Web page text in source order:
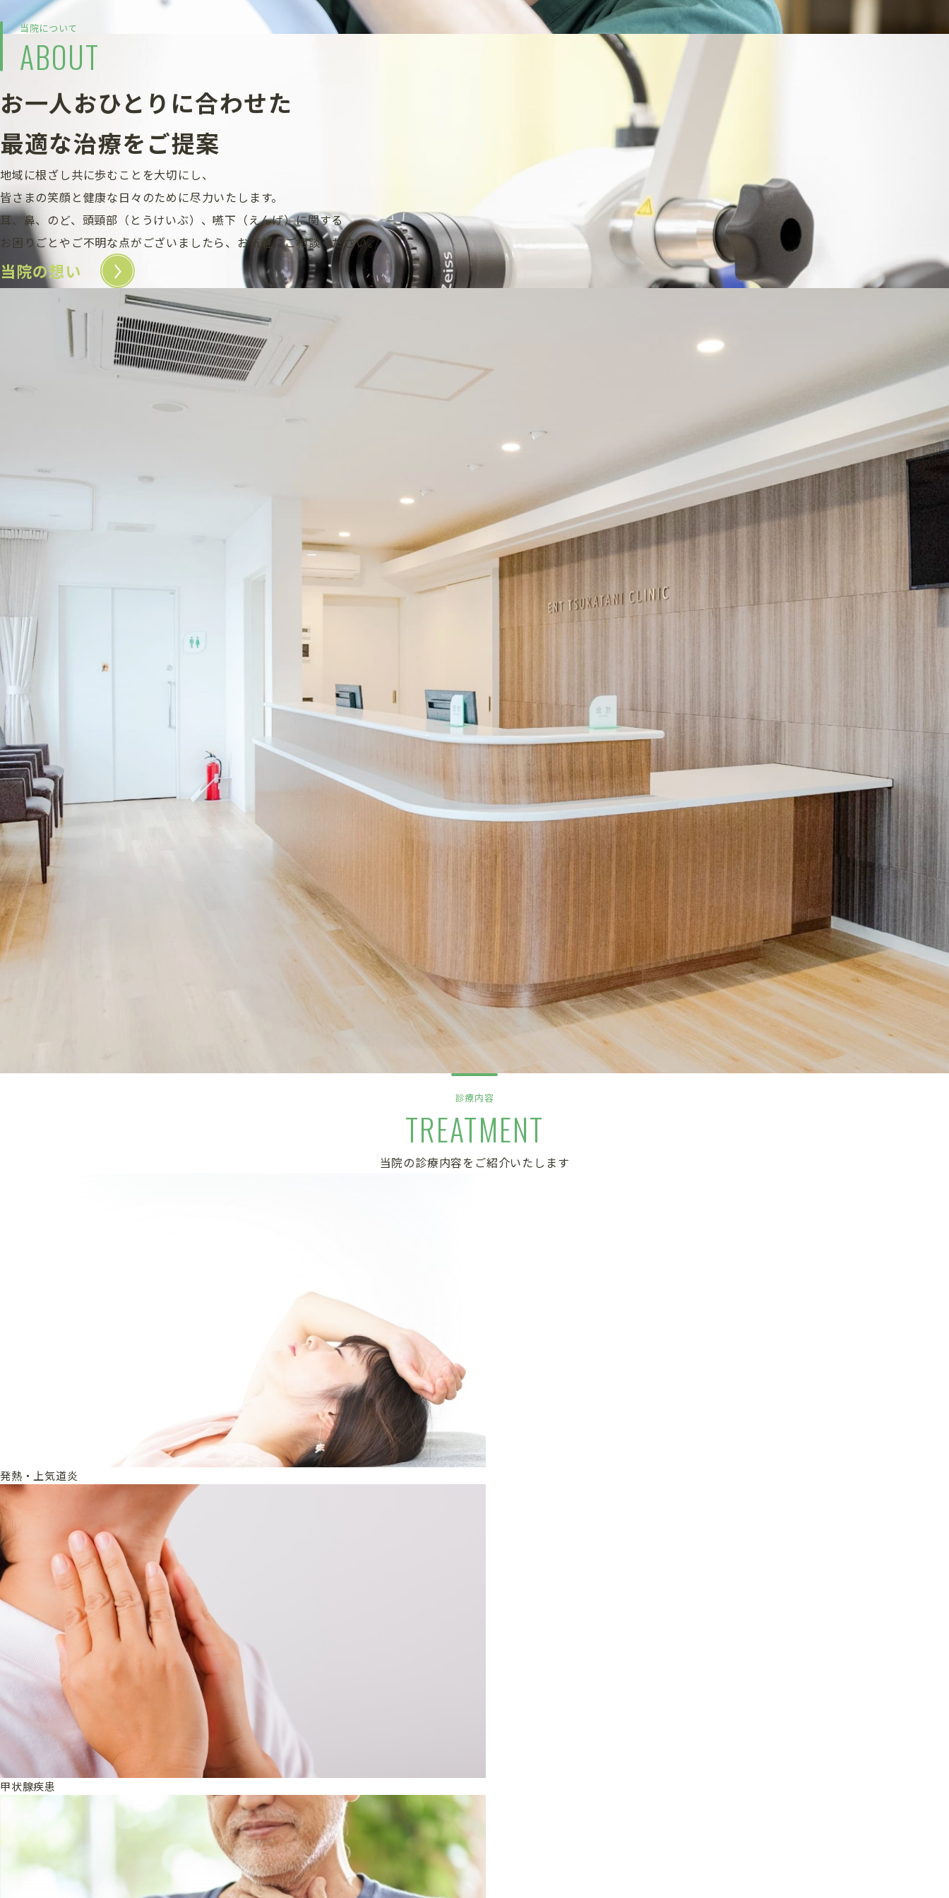
水木金土日
09:00〜12:30●●●●●●/
14:00〜18:00●● ●/ /
※受付時間について詳細は こちら ※土曜日のみ13時まで
2026.07.09
当院について
ABOUT
お一人おひとりに合わせた
最適な治療をご提案
地域に根ざし共に歩むことを大切にし、
皆さまの笑顔と健康な日々のために尽力いたします。
耳、鼻、のど、頭頸部（とうけいぶ）、嚥下（えんげ）に関する
お困りごとやご不明な点がございましたら、お気軽にご相談ください。
当院の想い
診療内容
TREATMENT
当院の診療内容をご紹介いたします
発熱・上気道炎
甲状腺疾患